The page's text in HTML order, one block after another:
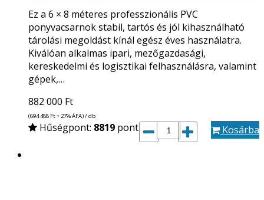
Ez a 6 × 8 méteres professzionális PVC
ponyvacsarnok stabil, tartós és jól kihasználható
tárolási megoldást kínál egész éves használatra.
Kiválóan alkalmas ipari, mezőgazdasági,
kereskedelmi és logisztikai felhasználásra, valamint
gépek,…
882 000 Ft
(694 488 Ft+ 27% ÁFA) / db
Hűségpont: 8819 pont Kosárba